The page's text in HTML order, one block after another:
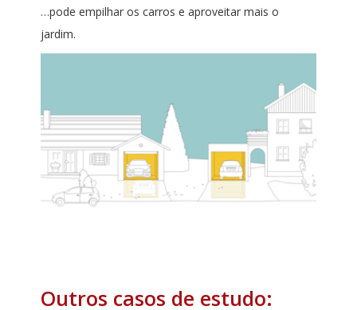
…pode empilhar os carros e aproveitar mais o
jardim.
Outros casos de estudo: